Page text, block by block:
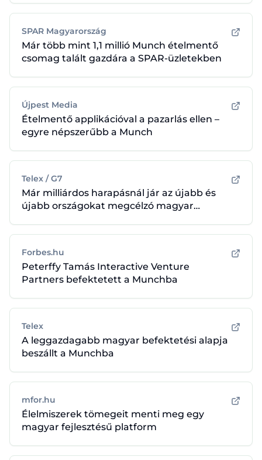
SPAR Magyarország
Már több mint 1,1 millió Munch ételmentő
csomag talált gazdára a SPAR-üzletekben
Újpest Media
Ételmentő applikációval a pazarlás ellen –
egyre népszerűbb a Munch
Telex / G7
Már milliárdos harapásnál jár az újabb és
újabb országokat megcélzó magyar
Forbes.hu
Peterffy Tamás Interactive Venture
Partners befektetett a Munchba
Telex
A leggazdagabb magyar befektetési alapja
beszállt a Munchba
mfor.hu
Élelmiszerek tömegeit menti meg egy
magyar fejlesztésű platform